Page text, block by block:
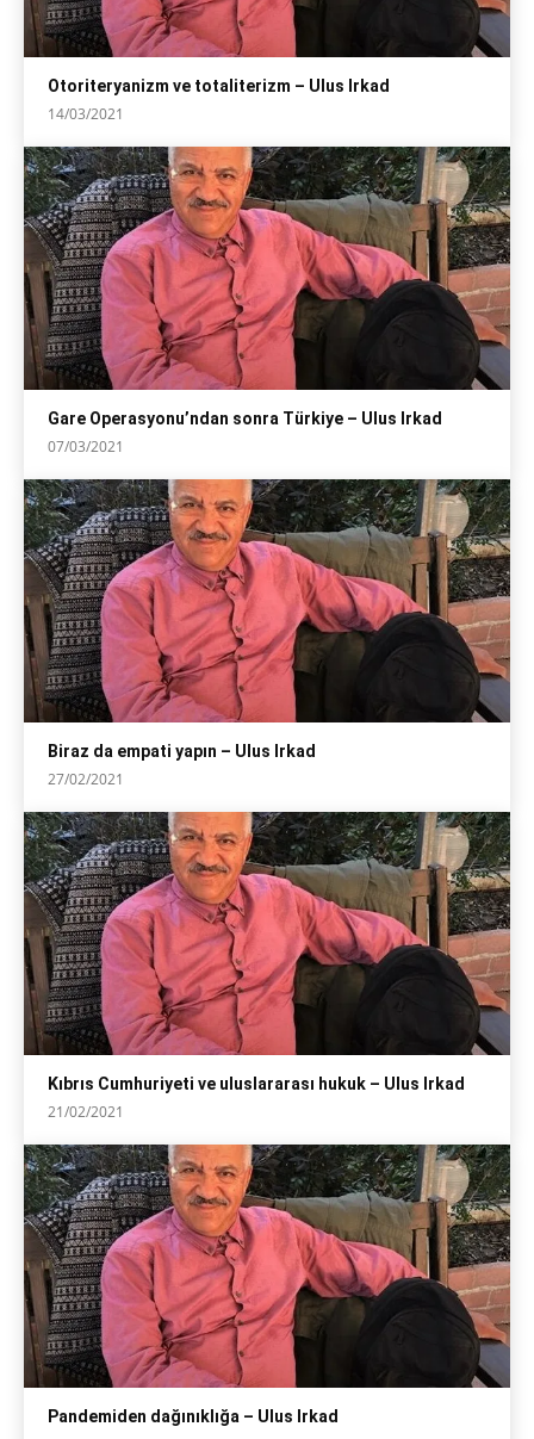
Otoriteryanizm ve totaliterizm – Ulus Irkad
14/03/2021
Gare Operasyonu’ndan sonra Türkiye – Ulus Irkad
07/03/2021
Biraz da empati yapın – Ulus Irkad
27/02/2021
Kıbrıs Cumhuriyeti ve uluslararası hukuk – Ulus Irkad
21/02/2021
Pandemiden dağınıklığa – Ulus Irkad